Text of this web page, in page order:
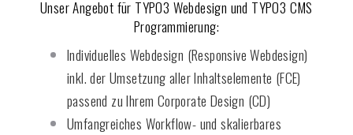
Unser Angebot für TYPO3 Webdesign und TYPO3 CMS
Programmierung:
Individuelles Webdesign (Responsive Webdesign)
inkl. der Umsetzung aller Inhaltselemente (FCE)
passend zu Ihrem Corporate Design (CD)
Umfangreiches Workflow- und skalierbares